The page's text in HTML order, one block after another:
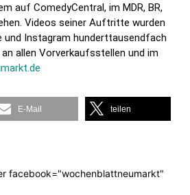
auf ComedyCentral, im MDR, BR,
Videos seiner Auftritte wurden
und Instagram hunderttausendfach
allen Vorverkaufsstellen und im
E-Mail teilen
facebook="wochenblattneumarkt"